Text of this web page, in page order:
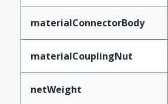
materialConnectorBody
materialCouplingNut
netWeight